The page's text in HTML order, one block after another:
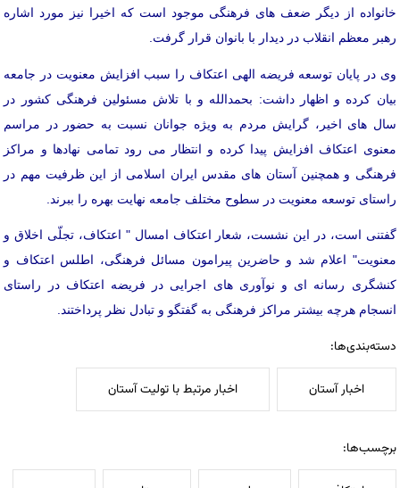
خانواده از دیگر ضعف های فرهنگی موجود است که اخیرا نیز مورد اشاره
رهبر معظم انقلاب در دیدار با بانوان قرار گرفت.
وی در پایان توسعه فریضه الهی اعتکاف را سبب افزایش معنویت در جامعه
بیان کرده و اظهار داشت: بحمدالله و با تلاش مسئولین فرهنگی کشور در
سال های اخیر، گرایش مردم به ویژه جوانان نسبت به حضور در مراسم
معنوی اعتکاف افزایش پیدا کرده و انتظار می رود تمامی نهادها و مراکز
فرهنگی و همچنین آستان های مقدس ایران اسلامی از این ظرفیت مهم در
راستای توسعه معنویت در سطوح مختلف جامعه نهایت بهره را ببرند.
گفتنی است، در این نشست، شعار اعتکاف امسال " اعتکاف، تجلّی اخلاق و
معنویت" اعلام شد و حاضرین پیرامون مسائل فرهنگی، اطلس اعتکاف و
کنشگری رسانه ای و نوآوری های اجرایی در فریضه اعتکاف در راستای
انسجام هرچه بیشتر مراکز فرهنگی به گفتگو و تبادل نظر پرداختند.
دسته‌بندی‌ها:
اخبار آستان اخبار مرتبط با تولیت آستان
برچسب‌ها: